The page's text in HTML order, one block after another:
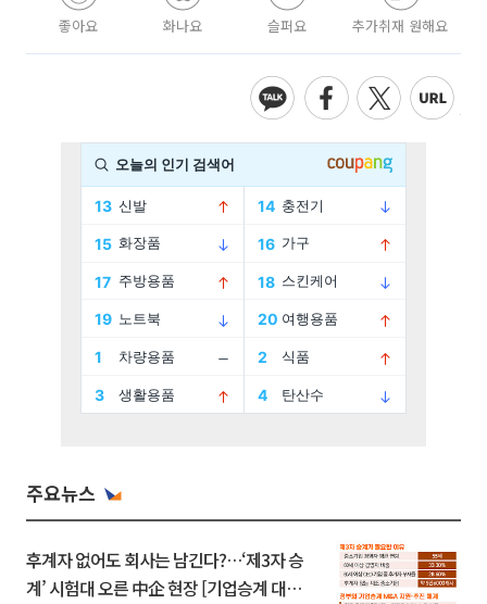
좋아요 화나요 슬퍼요 추가취재 원해요
주요뉴스
후계자 없어도 회사는 남긴다?…‘제3자 승
계’ 시험대 오른 中企 현장 [기업승계 대전